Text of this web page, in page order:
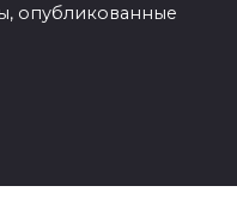
опубликованные